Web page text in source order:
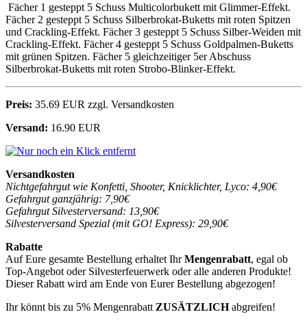
Fächer 1 gesteppt 5 Schuss Multicolorbukett mit Glimmer-Effekt.
Fächer 2 gesteppt 5 Schuss Silberbrokat-Buketts mit roten Spitzen
und Crackling-Effekt. Fächer 3 gesteppt 5 Schuss Silber-Weiden mit
Crackling-Effekt. Fächer 4 gesteppt 5 Schuss Goldpalmen-Buketts
mit grünen Spitzen. Fächer 5 gleichzeitiger 5er Abschuss
Silberbrokat-Buketts mit roten Strobo-Blinker-Effekt.
Preis: 35.69 EUR zzgl. Versandkosten
Versand: 16.90 EUR
Versandkosten
Nichtgefahrgut wie Konfetti, Shooter, Knicklichter, Lyco: 4,90€
Gefahrgut ganzjährig: 7,90€
Gefahrgut Silvesterversand: 13,90€
Silvesterversand Spezial (mit GO! Express): 29,90€
Rabatte
Auf Eure gesamte Bestellung erhaltet IhrMengenrabatt, egal ob
Top-Angebot oder Silvesterfeuerwerk oder alle anderen Produkte!
Dieser Rabatt wird am Ende von Eurer Bestellung abgezogen!
Ihr könnt bis zu 5% Mengenrabatt ZUSÄTZLICHabgreifen!